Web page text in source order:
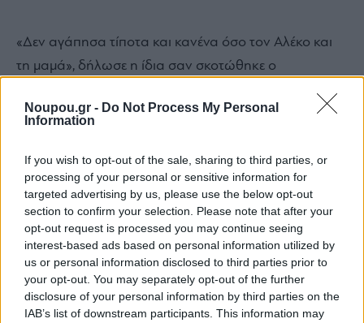
Noupou.gr - Do Not Process My Personal
Information
If you wish to opt-out of the sale, sharing to third parties, or
processing of your personal or sensitive information for
targeted advertising by us, please use the below opt-out
section to confirm your selection. Please note that after your
opt-out request is processed you may continue seeing
interest-based ads based on personal information utilized by
us or personal information disclosed to third parties prior to
your opt-out. You may separately opt-out of the further
disclosure of your personal information by third parties on the
IAB’s list of downstream participants. This information may
«Δεν αγάπησα τίποτα και κανένα όσο τον Αλέκο και
τη μαμά», δήλωσε η ίδια σαν σκοτώθηκε ο
προκειμένου να γράψει το περίφημο βιβλίο της «Ένας
είχε πια σιγήσει.
Ακόμη και το πιο ευφάνταστο σενάριο ταινίας, δε θα
μπορούσε να συγκεντρώσει όλη την τραγική ζωή του
Αλέκου Παναγούλη, του ανθρώπου που με το αίμα
του, έγραφε στίχους στους τοίχους της φυλακής. Κι αν
το κύκνειο άσμα του, δεν ήταν μπροστά στο